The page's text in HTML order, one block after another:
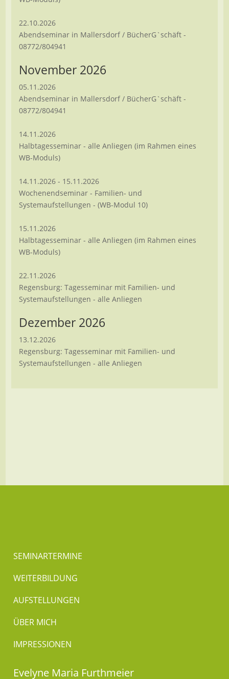
22.10.2026
Abendseminar in Mallersdorf / BücherG`schäft -
08772/804941
November 2026
05.11.2026
Abendseminar in Mallersdorf / BücherG`schäft -
08772/804941
14.11.2026
Halbtagesseminar - alle Anliegen (im Rahmen eines
WB-Moduls)
14.11.2026 - 15.11.2026
Wochenendseminar - Familien- und
Systemaufstellungen - (WB-Modul 10)
15.11.2026
Halbtagesseminar - alle Anliegen (im Rahmen eines
WB-Moduls)
22.11.2026
Regensburg: Tagesseminar mit Familien- und
Systemaufstellungen - alle Anliegen
Dezember 2026
13.12.2026
Regensburg: Tagesseminar mit Familien- und
Systemaufstellungen - alle Anliegen
SEMINARTERMINE
WEITERBILDUNG
AUFSTELLUNGEN
ÜBER MICH
IMPRESSIONEN
Evelyne Maria Furthmeier